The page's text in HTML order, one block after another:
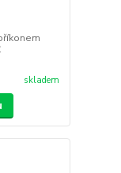
skladem